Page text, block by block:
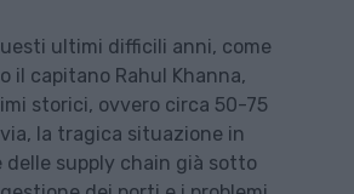
ultimi difficili anni, come
il capitano Rahul Khanna,
storici, ovvero circa 50-75
la tragica situazione in
delle supply chain già sotto